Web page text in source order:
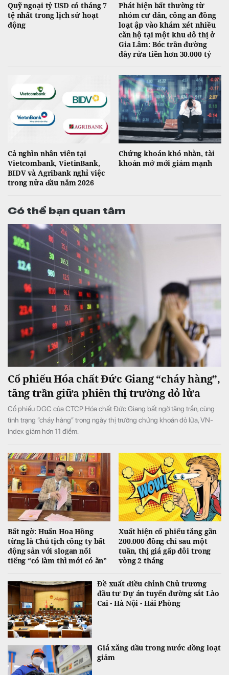
Quỹ ngoại tỷ USD có tháng 7
tệ nhất trong lịch sử hoạt
động
Phát hiện bất thường từ
nhóm cư dân, công an đồng
loạt ập vào khám xét nhiều
căn hộ tại một khu đô thị ở
Gia Lâm: Bóc trần đường
dây rửa tiền hơn 30.000 tỷ
Cả nghìn nhân viên tại
Vietcombank, VietinBank,
BIDV và Agribank nghỉ việc
trong nửa đầu năm 2026
Chứng khoán khó nhằn, tài
khoản mở mới giảm mạnh
Có thể bạn quan tâm
Cổ phiếu Hóa chất Đức Giang “cháy hàng”,
tăng trần giữa phiên thị trường đỏ lửa
Cổ phiếu DGC của CTCP Hóa chất Đức Giang bất ngờ tăng trần, cùng
tình trạng “cháy hàng” trong ngày thị trường chứng khoán đỏ lửa, VN-
Index giảm hơn 11 điểm.
Bất ngờ: Huấn Hoa Hồng
từng là Chủ tịch công ty bất
động sản với slogan nổi
tiếng “có làm thì mới có ăn”
Xuất hiện cổ phiếu tăng gần
200.000 đồng chỉ sau một
tuần, thị giá gấp đôi trong
vòng 2 tháng
Đề xuất điều chỉnh Chủ trương
đầu tư Dự án tuyến đường sắt Lào
Cai - Hà Nội - Hải Phòng
Giá xăng dầu trong nước đồng loạt
giảm